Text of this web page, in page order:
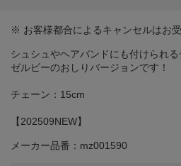
※ お客様都合によるキャンセルはお受
シュシュやヘアバンドにも付けられる
ゼルビーのおしりバージョンです！
チェーン：15cm
【202509NEW】
メーカー品番：mz001590